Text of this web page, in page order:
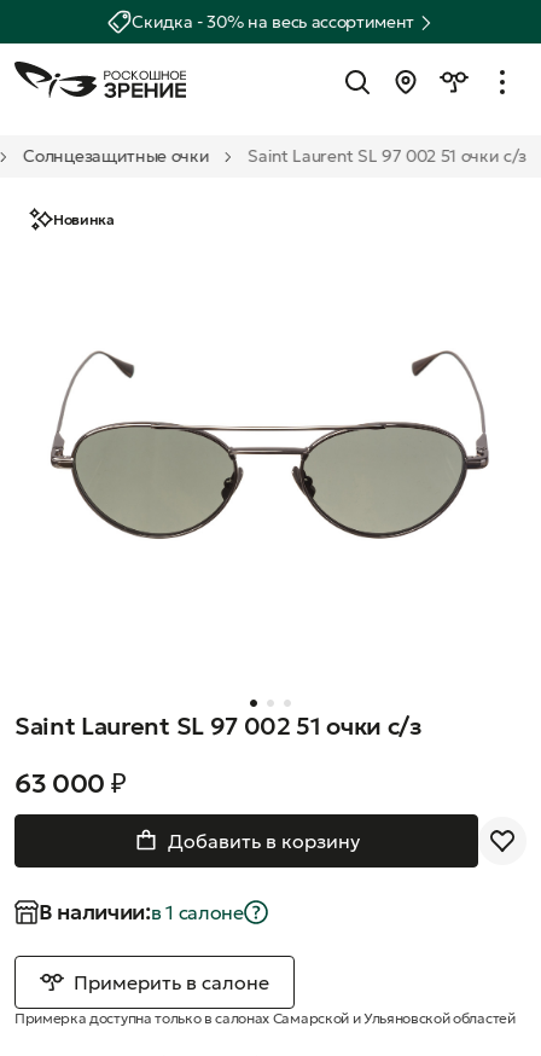
Скидка - 30% на весь ассортимент
Солнцезащитные очки Saint Laurent SL 97 002 51 очки с/з
Новинка
Saint Laurent SL 97 002 51 очки с/з
63 000 ₽
Добавить в корзину
В наличии:в 1 салонe
Примерить в салоне
Примерка доступна только в салонах Самарской и Ульяновской областей